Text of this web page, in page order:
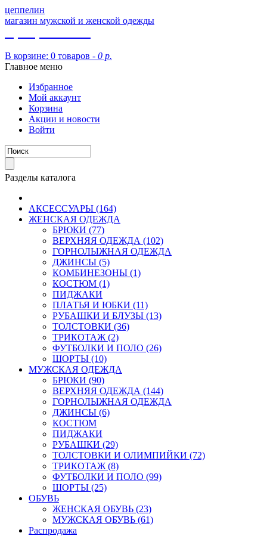
цеппелин
магазин мужской и женской одежды
В корзине: 0 товаров - 0 р.
Главное меню
Избранное
Мой аккаунт
Корзина
Акции и новости
Войти
Разделы каталога
АКСЕССУАРЫ (164)
ЖЕНСКАЯ ОДЕЖДА
БРЮКИ (77)
ВЕРХНЯЯ ОДЕЖДА (102)
ГОРНОЛЫЖНАЯ ОДЕЖДА
ДЖИНСЫ (5)
КОМБИНЕЗОНЫ (1)
КОСТЮМ (1)
ПИДЖАКИ
ПЛАТЬЯ И ЮБКИ (11)
РУБАШКИ И БЛУЗЫ (13)
ТОЛСТОВКИ (36)
ТРИКОТАЖ (2)
ФУТБОЛКИ И ПОЛО (26)
ШОРТЫ (10)
МУЖСКАЯ ОДЕЖДА
БРЮКИ (90)
ВЕРХНЯЯ ОДЕЖДА (144)
ГОРНОЛЫЖНАЯ ОДЕЖДА
ДЖИНСЫ (6)
КОСТЮМ
ПИДЖАКИ
РУБАШКИ (29)
ТОЛСТОВКИ И ОЛИМПИЙКИ (72)
ТРИКОТАЖ (8)
ФУТБОЛКИ И ПОЛО (99)
ШОРТЫ (25)
ОБУВЬ
ЖЕНСКАЯ ОБУВЬ (23)
МУЖСКАЯ ОБУВЬ (61)
Распродажа